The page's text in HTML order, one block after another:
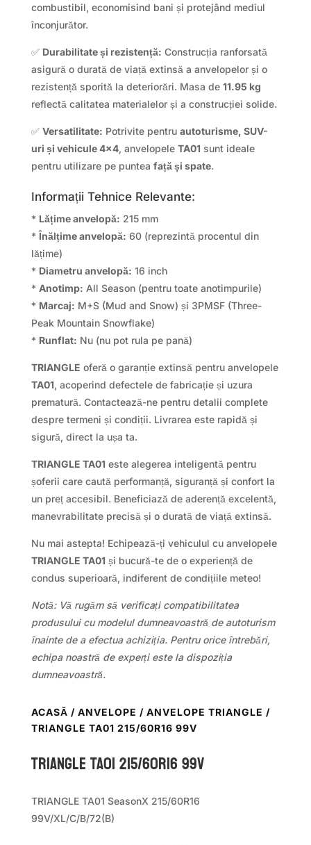
combustibil, economisind bani și protejând mediul
înconjurător.
✅ Durabilitate și rezistență: Construcția ranforsată
asigură o durată de viață extinsă a anvelopelor și o
rezistență sporită la deteriorări. Masa de 11.95 kg
reflectă calitatea materialelor și a construcției solide.
✅ Versatilitate: Potrivite pentru autoturisme, SUV-
uri și vehicule 4×4, anvelopele TA01 sunt ideale
pentru utilizare pe puntea față și spate.
Informații Tehnice Relevante:
* Lățime anvelopă: 215 mm
*Înălțime anvelopă: 60 (reprezintă procentul din
lățime)
* Diametru anvelopă: 16 inch
* Anotimp: All Season (pentru toate anotimpurile)
* Marcaj: M+S (Mud and Snow) și 3PMSF (Three-
Peak Mountain Snowflake)
* Runflat: Nu (nu pot rula pe pană)
TRIANGLE oferă o garanție extinsă pentru anvelopele
TA01, acoperind defectele de fabricație și uzura
prematură. Contactează-ne pentru detalii complete
despre termeni și condiții. Livrarea este rapidă și
sigură, direct la ușa ta.
TRIANGLE TA01 este alegerea inteligentă pentru
șoferii care caută performanță, siguranță și confort la
un preț accesibil. Beneficiază de aderență excelentă,
manevrabilitate precisă și o durată de viață extinsă.
Nu mai astepta! Echipează-ți vehiculul cu anvelopele
TRIANGLE TA01 și bucură-te de o experiență de
condus superioară, indiferent de condițiile meteo!
Notă: Vă rugăm să verificați compatibilitatea
produsului cu modelul dumneavoastră de autoturism
înainte de a efectua achiziția. Pentru orice întrebări,
echipa noastră de experți este la dispoziția
dumneavoastră.
ACASĂ / ANVELOPE / ANVELOPE TRIANGLE /
TRIANGLE TA01 215/60R16 99V
TRIANGLE TA01 215/60R16 99V
TRIANGLE TA01 SeasonX 215/60R16
99V/XL/C/B/72(B)